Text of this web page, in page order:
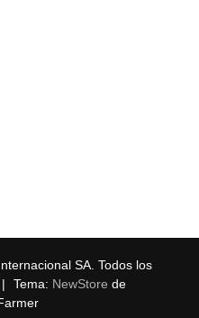
SA. Todos los
| Tema: NewStore de